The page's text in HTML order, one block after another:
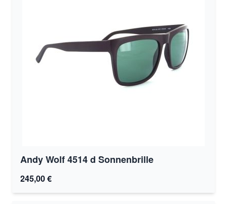
Andy Wolf 4514 d Sonnenbrille
245,00 €